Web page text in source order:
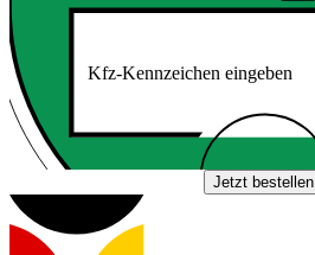
Kfz-Kennzeichen eingeben
Jetzt bestellen